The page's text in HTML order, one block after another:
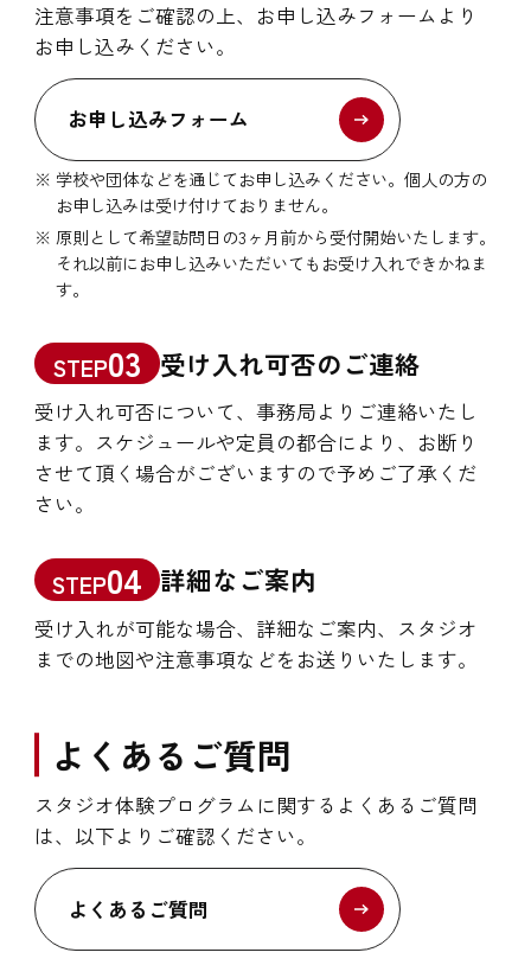
注意事項をご確認の上、お申し込みフォームより
お申し込みください。
お申し込みフォーム
学校や団体などを通じてお申し込みください。個人の方の
お申し込みは受け付けておりません。
原則として希望訪問日の3ヶ月前から受付開始いたします。
それ以前にお申し込みいただいてもお受け入れできかねま
す。
STEP03 受け入れ可否のご連絡
受け入れ可否について、事務局よりご連絡いたし
ます。スケジュールや定員の都合により、お断り
させて頂く場合がございますので予めご了承くだ
さい。
STEP04 詳細なご案内
受け入れが可能な場合、詳細なご案内、スタジオ
までの地図や注意事項などをお送りいたします。
よくあるご質問
スタジオ体験プログラムに関するよくあるご質問
は、以下よりご確認ください。
よくあるご質問